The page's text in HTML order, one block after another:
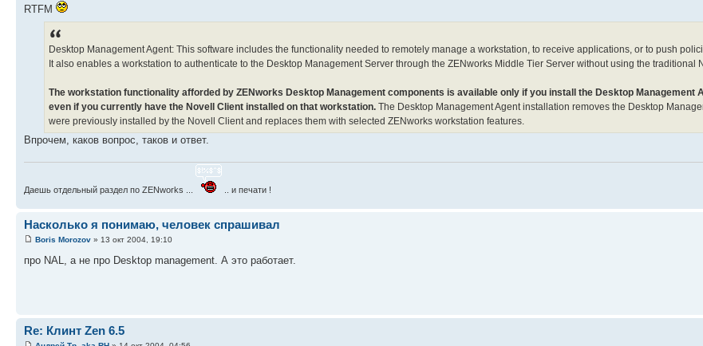
RTFM
Desktop Management Agent: This software includes the functionality needed to remotely manage a workstation, to receive applications, or to push
It also enables a workstation to authenticate to the Desktop Management Server through the ZENworks Middle Tier Server without using the traditional
The workstation functionality afforded by ZENworks Desktop Management components is available only if you install the Desktop Management
even if you currently have the Novell Client installed on that workstation. The Desktop Management Agent installation removes the Desktop
were previously installed by the Novell Client and replaces them with selected ZENworks workstation features.
Впрочем, каков вопрос, таков и ответ.
Даешь отдельный раздел по ZENworks ... .. и печати !
Насколько я понимаю, человек спрашивал
Boris Morozov » 13 окт 2004, 19:10
про NAL, а не про Desktop management. А это работает.
Re: Клинт Zen 6.5